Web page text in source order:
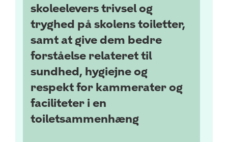
skoleelevers trivsel og
tryghed på skolens toiletter,
samt at give dem bedre
forståelse relateret til
sundhed, hygiejne og
respekt for kammerater og
faciliteter i en
toiletsammenhæng